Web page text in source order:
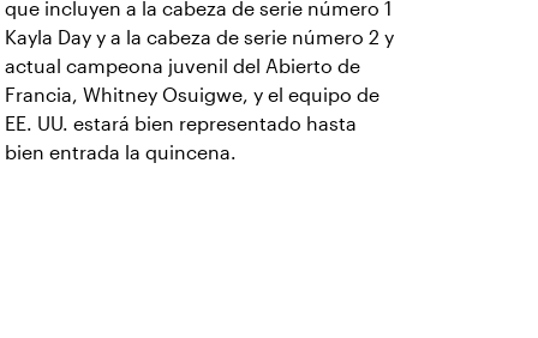
que incluyen a la cabeza de serie número 1
Kayla Day y a la cabeza de serie número 2 y
actual campeona juvenil del Abierto de
Francia, Whitney Osuigwe, y el equipo de
EE. UU. estará bien representado hasta
bien entrada la quincena.